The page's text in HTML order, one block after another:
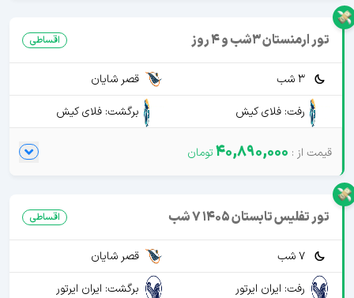
تور ارمنستان 3شب و 4 روز اقساطی
3 شب
قصر شایان
رفت: فلای کیش
برگشت: فلای کیش
40,890,000
تور تفلیس تابستان 1405 7 شب اقساطی
7 شب
قصر شایان
رفت: ایران ایرتور
برگشت: ایران ایرتور